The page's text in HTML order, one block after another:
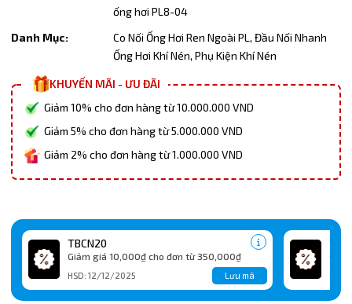
ống hơi PL8-04
Danh Mục:
Co Nối Ống Hơi Ren Ngoài PL, Đầu Nối Nhanh
Ống Hơi Khí Nén, Phụ Kiện Khí Nén
KHUYẾN MÃI - ƯU ĐÃI
Giảm 10% cho đơn hàng từ 10.000.000 VND
Giảm 5% cho đơn hàng từ 5.000.000 VND
Giảm 2% cho đơn hàng từ 1.000.000 VND
TBCN20
Giảm giá 10,000₫ cho đơn từ 350,000₫
HSD: 12/12/2025 Lưu mã